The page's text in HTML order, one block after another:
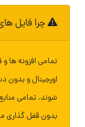
چرا فایل
تمامی افزونه ها
اورجینال و بدون
شوند. تمامی
بدون قفل گذاری